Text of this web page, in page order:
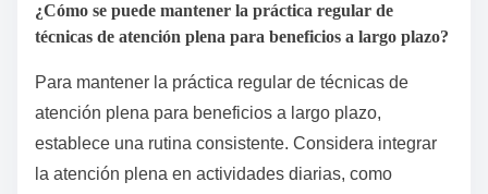
¿Cómo se puede mantener la práctica regular de
técnicas de atención plena para beneficios a largo plazo?
Para mantener la práctica regular de técnicas de
atención plena para beneficios a largo plazo,
establece una rutina consistente. Considera integrar
la atención plena en actividades diarias, como